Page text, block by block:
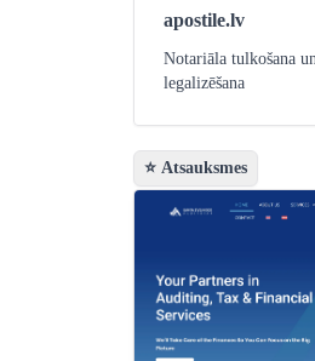
apostile.lv
Notariāla tulkošana
legalizēšana
⭐ Atsauksmes